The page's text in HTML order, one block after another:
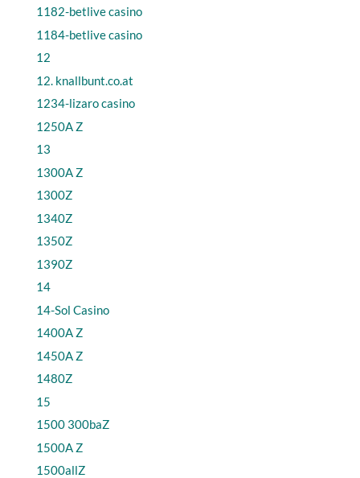
1182-betlive casino
1184-betlive casino
12
12. knallbunt.co.at
1234-lizaro casino
1250A Z
13
1300A Z
1300Z
1340Z
1350Z
1390Z
14
14-Sol Casino
1400A Z
1450A Z
1480Z
15
1500 300baZ
1500A Z
1500allZ